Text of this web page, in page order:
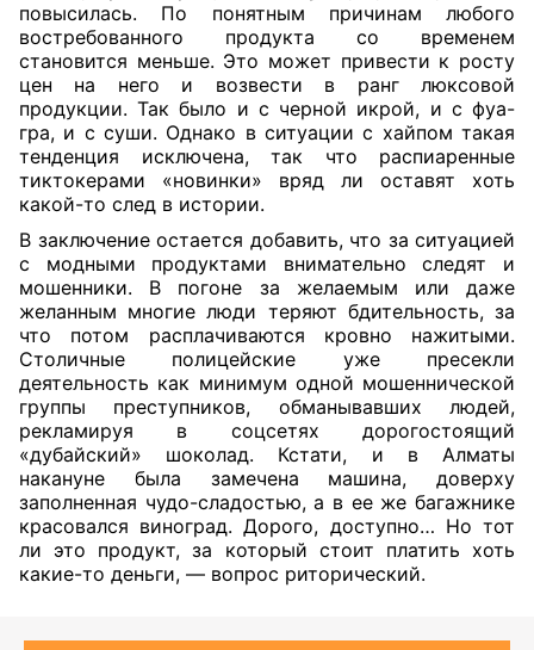
повысилась. По понятным причинам любого
востребованного продукта со временем
становится меньше. Это может привести к росту
цен на него и возвести в ранг люксовой
продукции. Так было и с черной икрой, и с фуа-
гра, и с суши. Однако в ситуации с хайпом такая
тенденция исключена, так что распиаренные
тиктокерами «новинки» вряд ли оставят хоть
какой-то след в истории.
В заключение остается добавить, что за ситуацией
с модными продуктами внимательно следят и
мошенники. В погоне за желаемым или даже
желанным многие люди теряют бдительность, за
что потом расплачиваются кровно нажитыми.
Столичные полицейские уже пресекли
деятельность как минимум одной мошеннической
группы преступников, обманывавших людей,
рекламируя в соцсетях дорогостоящий
«дубайский» шоколад. Кстати, и в Алматы
накануне была замечена машина, доверху
заполненная чудо-сладостью, а в ее же багажнике
красовался виноград. Дорого, доступно… Но тот
ли это продукт, за который стоит платить хоть
какие-то деньги, — вопрос риторический.